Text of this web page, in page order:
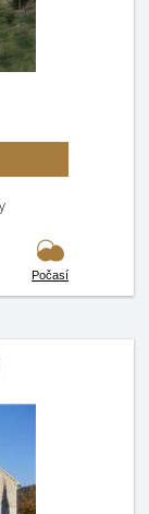
Počasí